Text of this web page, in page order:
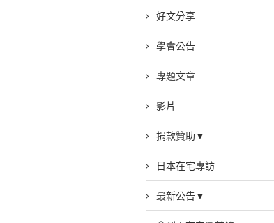
好文分享
學會公告
專題文章
影片
捐款贊助▼
日本在宅專訪
最新公告▼